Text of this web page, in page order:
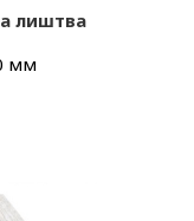
лиштва
мм